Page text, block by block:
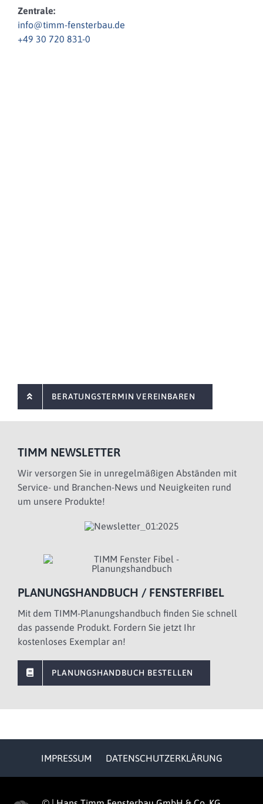
Zentrale:
info@timm-fensterbau.de
+49 30 720 831-0
BERATUNGSTERMIN VEREINBAREN
TIMM NEWSLETTER
Wir versorgen Sie in unregelmäßigen Abständen mit
Service- und Branchen-News und Neuigkeiten rund
um unsere Produkte!
PLANUNGSHANDBUCH / FENSTERFIBEL
Mit dem TIMM-Planungshandbuch finden Sie schnell
das passende Produkt. Fordern Sie jetzt Ihr
kostenloses Exemplar an!
PLANUNGSHANDBUCH BESTELLEN
IMPRESSUM DATENSCHUTZERKLÄRUNG